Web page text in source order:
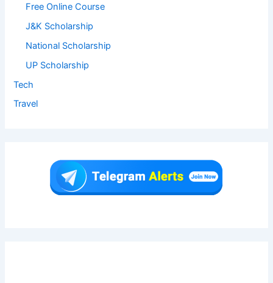
Free Online Course
J&K Scholarship
National Scholarship
UP Scholarship
Tech
Travel